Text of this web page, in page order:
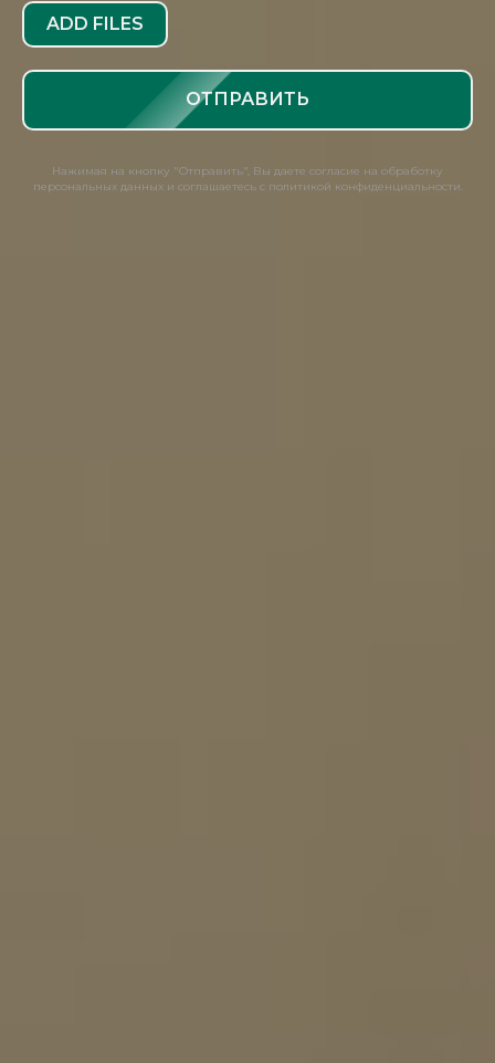
ADD FILES
ОТПРАВИТЬ
Нажимая на кнопку "Отправить", Вы даете согласие на обработку
персональных данных и соглашаетесь с политикой конфиденциальности.